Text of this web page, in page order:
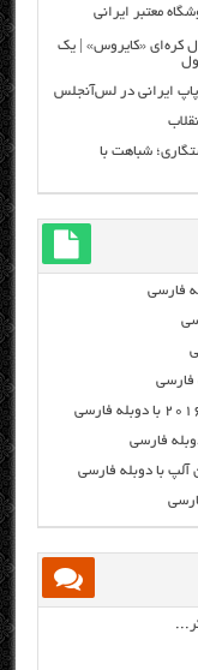
کره‌ای «کایروس» | یک
پاپ ایرانی در لس‌آنجلس
شباهت با
آلپ با دوبله فارسی